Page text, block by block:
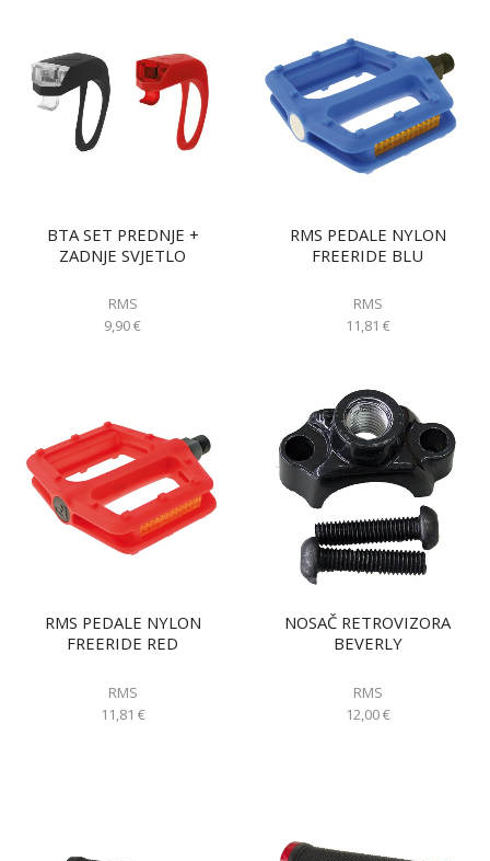
BTA SET PREDNJE +
ZADNJE SVJETLO
RMS
9,90€
RMS PEDALE NYLON
FREERIDE BLU
RMS
11,81 €
RMS PEDALE NYLON
FREERIDE RED
RMS
11,81 €
NOSAČ RETROVIZORA
BEVERLY
RMS
12,00€